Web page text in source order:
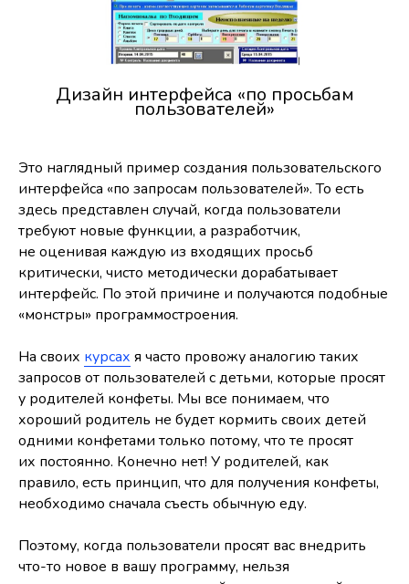
Дизайн интерфейса «по просьбам
пользователей»
Это наглядный пример создания пользовательского
интерфейса «по запросам пользователей». То есть
здесь представлен случай, когда пользователи
требуют новые функции, а разработчик,
не оценивая каждую из входящих просьб
критически, чисто методически дорабатывает
интерфейс. По этой причине и получаются подобные
«монстры» программостроения.
На своих курсах я часто провожу аналогию таких
запросов от пользователей с детьми, которые просят
у родителей конфеты. Мы все понимаем, что
хороший родитель не будет кормить своих детей
одними конфетами только потому, что те просят
их постоянно. Конечно нет! У родителей, как
правило, есть принцип, что для получения конфеты,
необходимо сначала съесть обычную еду.
Поэтому, когда пользователи просят вас внедрить
что-то новое в вашу программу, нельзя